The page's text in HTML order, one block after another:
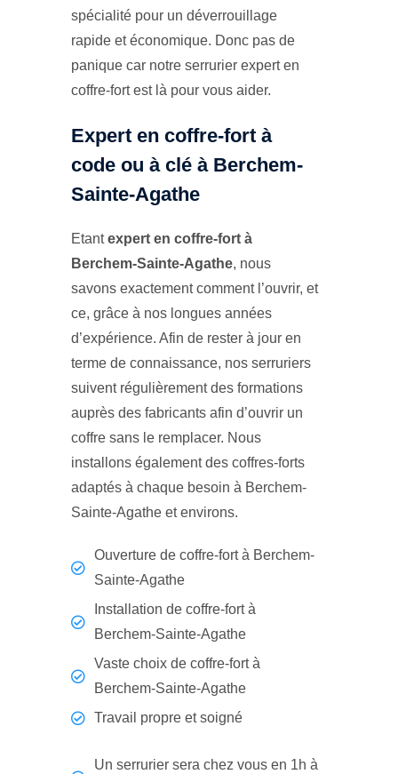
spécialité pour un déverrouillage
rapide et économique. Donc pas de
panique car notre serrurier expert en
coffre-fort est là pour vous aider.
Expert en coffre-fort à
code ou à clé à Berchem-
Sainte-Agathe
Etantexpert en coffre-fort à
Berchem-Sainte-Agathe, nous
savons exactement comment l’ouvrir, et
ce, grâce à nos longues années
d’expérience. Afin de rester à jour en
terme de connaissance, nos serruriers
suivent régulièrement des formations
auprès des fabricants afin d’ouvrir un
coffre sans le remplacer. Nous
installons également des coffres-forts
adaptés à chaque besoin à Berchem-
Sainte-Agathe et environs.
Ouverture de coffre-fort à Berchem-
Sainte-Agathe
Installation de coffre-fort à
Berchem-Sainte-Agathe
Vaste choix de coffre-fort à
Berchem-Sainte-Agathe
Travail propre et soigné
Un serrurier sera chez vous en 1h à